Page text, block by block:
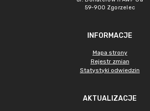
59-900 Zgorzelec
INFORMACJE
Mapa strony
Rejestr zmian
Statystyki odwiedzin
AKTUALIZACJE